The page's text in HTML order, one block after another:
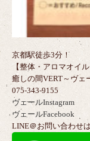
京都駅徒歩3分！
【整体・アロマオイ
癒しの間VERT～ヴェ
075-343-9155
ヴェールInstagram
ヴェールFacebook
LINE＠お問い合わせ